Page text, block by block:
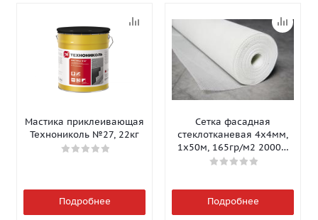
Мастика приклеивающая
Технониколь №27, 22кг
Подробнее
Сетка фасадная
стеклотканевая 4х4мм,
1х50м, 165гр/м2 2000Н
Isomax-165
Подробнее